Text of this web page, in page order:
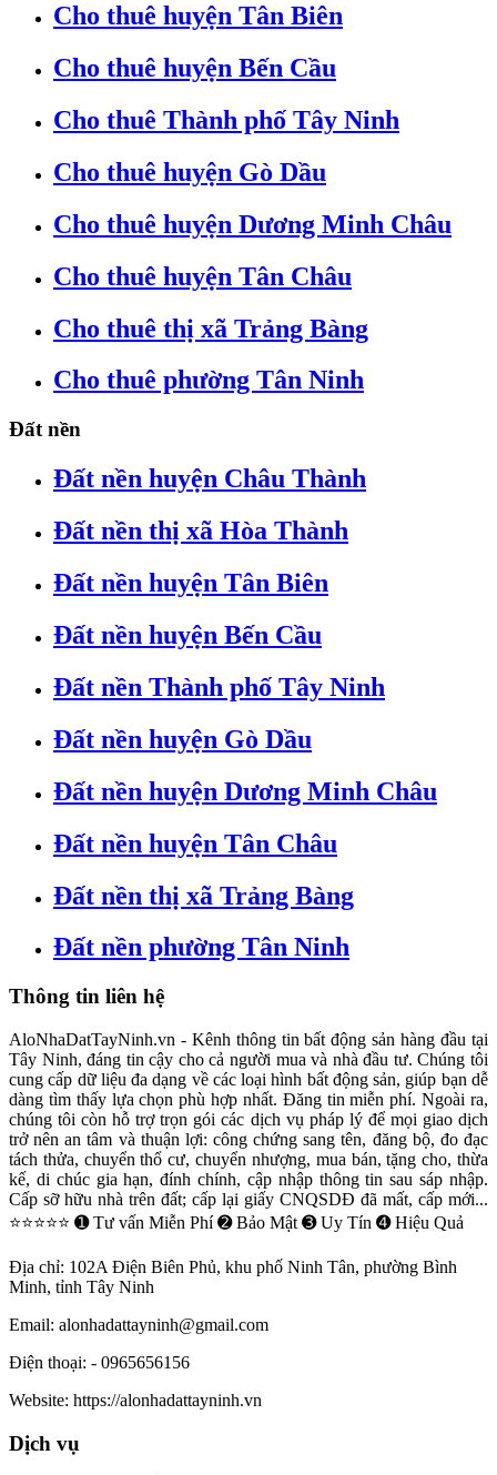
Cho thuê huyện Tân Biên
Cho thuê huyện Bến Cầu
Cho thuê Thành phố Tây Ninh
Cho thuê huyện Gò Dầu
Cho thuê huyện Dương Minh Châu
Cho thuê huyện Tân Châu
Cho thuê thị xã Trảng Bàng
Cho thuê phường Tân Ninh
Đất nền
Đất nền huyện Châu Thành
Đất nền thị xã Hòa Thành
Đất nền huyện Tân Biên
Đất nền huyện Bến Cầu
Đất nền Thành phố Tây Ninh
Đất nền huyện Gò Dầu
Đất nền huyện Dương Minh Châu
Đất nền huyện Tân Châu
Đất nền thị xã Trảng Bàng
Đất nền phường Tân Ninh
Thông tin liên hệ
AloNhaDatTayNinh.vn - Kênh thông tin bất động sản hàng đầu tại
Tây Ninh, đáng tin cậy cho cả người mua và nhà đầu tư. Chúng tôi
cung cấp dữ liệu đa dạng về các loại hình bất động sản, giúp bạn dễ
dàng tìm thấy lựa chọn phù hợp nhất. Đăng tin miễn phí. Ngoài ra,
chúng tôi còn hỗ trợ trọn gói các dịch vụ pháp lý để mọi giao dịch
trở nên an tâm và thuận lợi: công chứng sang tên, đăng bộ, đo đạc
tách thửa, chuyển thổ cư, chuyển nhượng, mua bán, tặng cho, thừa
kế, di chúc gia hạn, đính chính, cập nhập thông tin sau sáp nhập.
Cấp sỡ hữu nhà trên đất; cấp lại giấy CNQSDĐ đã mất, cấp mới...
⭐⭐⭐⭐⭐ ➊ Tư vấn Miễn Phí ➋ Bảo Mật ➌ Uy Tín ➍ Hiệu Quả
Địa chỉ: 102A Điện Biên Phủ, khu phố Ninh Tân, phường Bình
Minh, tỉnh Tây Ninh
Email: alonhadattayninh@gmail.com
Điện thoại: - 0965656156
Website: https://alonhadattayninh.vn
Dịch vụ